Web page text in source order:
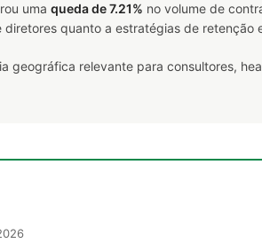
uma queda de 7.21% no volume de
quanto a estratégias de retenção
geográfica relevante para consultores,